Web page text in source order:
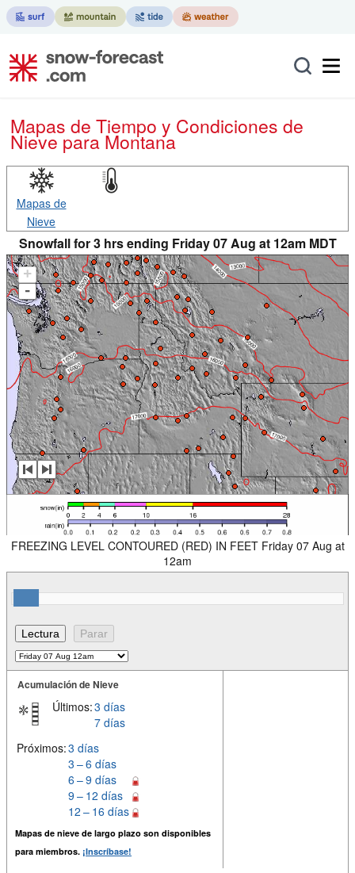
Mapas de Tiempo y Condiciones de
Nievepara Montana
Mapas de
Nieve
Snowfall for 3 hrs ending Friday 07 Aug at 12am MDT
+
-
FREEZING LEVEL CONTOURED (RED) IN FEET Friday 07 Aug at
12am
Acumulación de Nieve
Últimos:3 días
7 días
Próximos:3 días
3 – 6 días
6 – 9 días
9 – 12 días
12 – 16 días
Mapas de nieve de largo plazo son disponibles
para miembros. ¡Inscríbase!